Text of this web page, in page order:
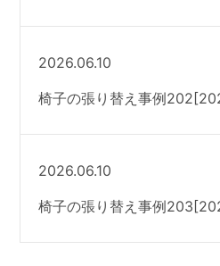
2026.06.10
椅子の張り替え事例
2026.06.10
椅子の張り替え事例